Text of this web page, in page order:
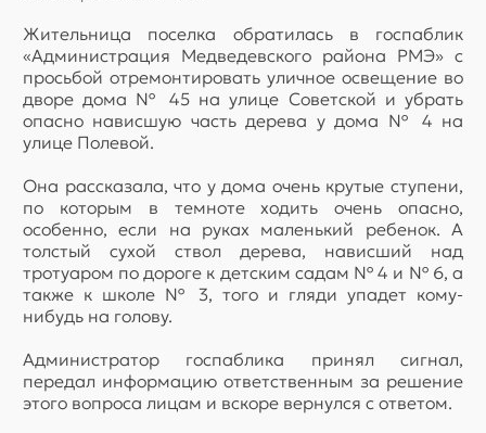
Жительница поселка обратилась в госпаблик
«Администрация Медведевского района РМЭ» с
просьбой отремонтировать уличное освещение во
дворе дома № 45 на улице Советской и убрать
опасно нависшую часть дерева у дома № 4 на
улице Полевой.
Она рассказала, что у дома очень крутые ступени,
по которым в темноте ходить очень опасно,
особенно, если на руках маленький ребенок. А
толстый сухой ствол дерева, нависший над
тротуаром по дороге к детским садам № 4 и № 6, а
также к школе № 3, того и гляди упадет кому-
нибудь на голову.
Администратор госпаблика принял сигнал,
передал информацию ответственным за решение
этого вопроса лицам и вскоре вернулся с ответом.